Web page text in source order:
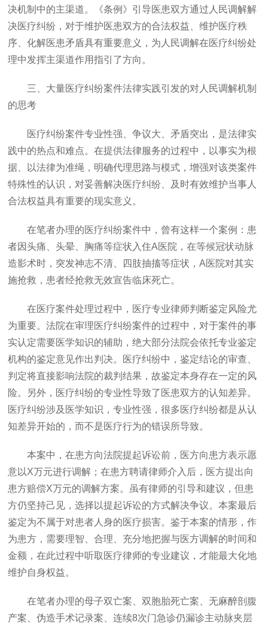
决机制中的主渠道。《条例》引导医患双方通过人民调解解
决医疗纠纷，对于维护医患双方的合法权益、维护医疗秩
序、化解医患矛盾具有重要意义，为人民调解在医疗纠纷处
理中发挥主渠道作用指引了方向。
三、大量医疗纠纷案件法律实践引发的对人民调解机制
的思考
医疗纠纷案件专业性强、争议大、矛盾突出，是法律实
践中的热点和难点。在提供法律服务的过程中，以事实为根
据、以法律为准绳，明确代理思路与模式，增强对该类案件
特殊性的认识，对妥善解决医疗纠纷、及时有效维护当事人
合法权益具有重要的现实意义。
在笔者办理的医疗纠纷案件中，曾有这样一个案例：患
者因头痛、头晕、胸痛等症状入住A医院，在等候冠状动脉
造影术时，突发神志不清、四肢抽搐等症状，A医院对其实
施抢救，患者经抢救无效宣告临床死亡。
在医疗案件处理过程中，医疗专业律师判断鉴定风险尤
为重要。法院在审理医疗纠纷案件的过程中，对于案件的事
实认定需要医学知识的辅助，绝大部分法院会依托专业鉴定
机构的鉴定意见作出判决。医疗纠纷中，鉴定结论的审查、
判定将直接影响法院的裁判结果，故鉴定本身存在一定的风
险。另外，医疗纠纷的专业性导致了医患双方的认知差异。
医疗纠纷涉及医学知识，专业性强，很多医疗纠纷都是从认
知差异开始的，而不是医疗行为的错误所导致。
本案中，在患方向法院提起诉讼前，医方向患方表示愿
意以X万元进行调解；在患方聘请律师介入后，医方提出向
患方赔偿X万元的调解方案。虽有律师的引导和建议，但患
方仍坚持己见，选择以提起诉讼的方式解决争议。本案最后
鉴定为不属于对患者人身的医疗损害。鉴于本案的情形，作
为患方，需要理智、合理、充分地把握与医方调解的时间和
金额，在此过程中听取医疗律师的专业建议，才能最大化地
维护自身权益。
在笔者办理的母子双亡案、双胞胎死亡案、无麻醉剖腹
产案、伪造手术记录案、连续8次门急诊仍漏诊主动脉夹层